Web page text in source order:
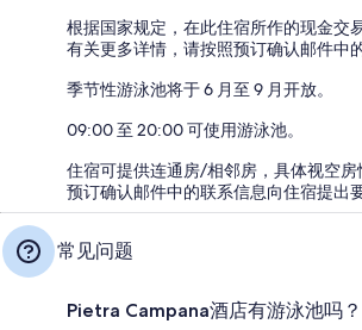
根据国家规定，在此住宿所作的现金交
有关更多详情，请按照预订确认邮件中
季节性游泳池将于 6 月至 9 月开放。
09:00 至 20:00 可使用游泳池。
住宿可提供连通房/相邻房，具体视空
预订确认邮件中的联系信息向住宿提出
常见问题
Pietra Campana酒店有游泳池吗？